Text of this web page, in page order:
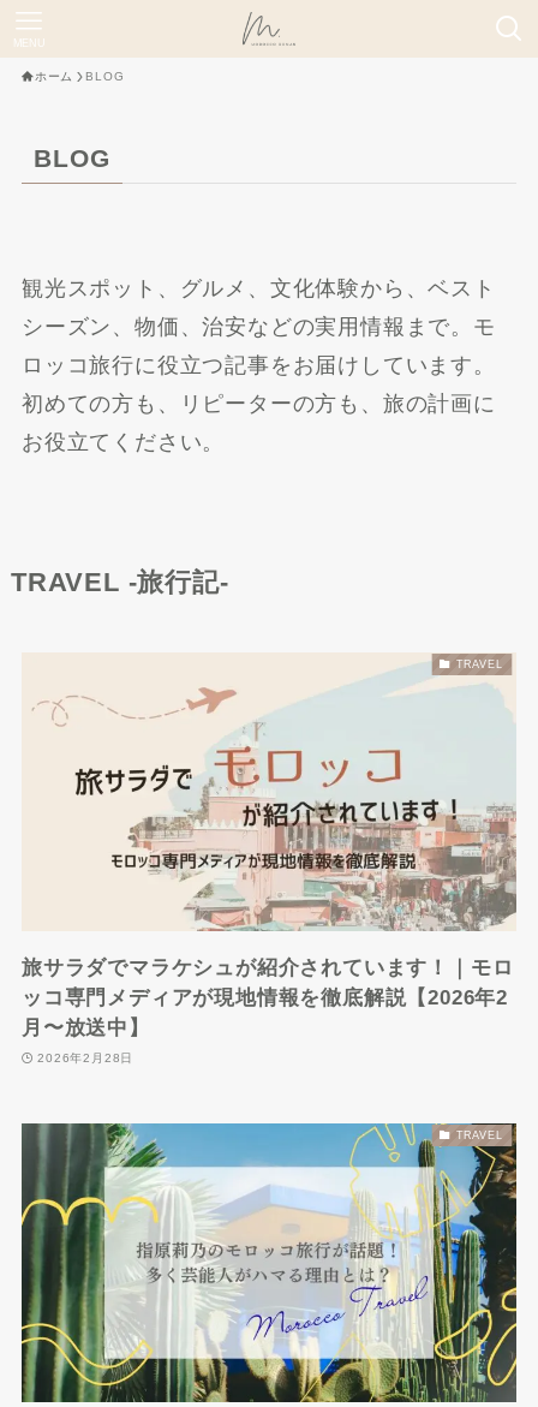
ホーム BLOG
BLOG
観光スポット、グルメ、文化体験から、ベスト
シーズン、物価、治安などの実用情報まで。モ
ロッコ旅行に役立つ記事をお届けしています。
初めての方も、リピーターの方も、旅の計画に
お役立てください。
TRAVEL -旅行記-
TRAVEL
旅サラダでマラケシュが紹介されています！｜モロ
ッコ専門メディアが現地情報を徹底解説【2026年2
月〜放送中】
2026年2月28日
TRAVEL